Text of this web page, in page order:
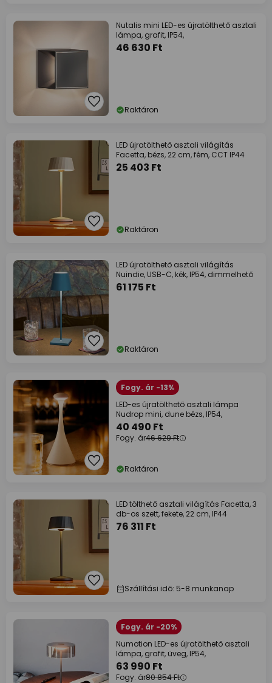
Nutalis mini LED-es újratölthető asztali
lámpa, grafit, IP54,
46 630 Ft
Raktáron
LED újratölthető asztali világítás
Facetta, bézs, 22 cm, fém, CCT IP44
25 403 Ft
Raktáron
LED újratölthető asztali világítás
Nuindie, USB-C, kék, IP54, dimmelhető
61 175 Ft
Raktáron
Fogy. ár -13%
LED-es újratölthető asztali lámpa
Nudrop mini, dune bézs, IP54,
40 490 Ft
Fogy. ár46 629 Ft
Raktáron
LED tölthető asztali világítás Facetta, 3
db-os szett, fekete, 22 cm, IP44
76 311 Ft
Szállítási idő: 5-8 munkanap
Fogy. ár -20%
Numotion LED-es újratölthető asztali
lámpa, grafit, üveg, IP54,
63 990 Ft
Fogy. ár80 854 Ft